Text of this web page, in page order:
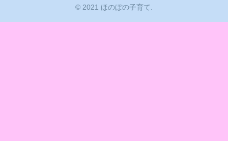
© 2021 ほのぼの子育て.